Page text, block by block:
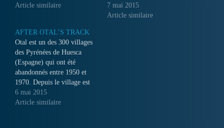
Article similaire
7 mai 2015
Article similaire
AFTER OTAL’S TRACK
Otal est un des 300 villages
des Pyrénées de Huesca
(Espagne) qui ont été
abandonnés entre 1950 et
1970. Depuis le village est
resté actif puisque ses
habitants et descendants
6 mai 2015
Article similaire